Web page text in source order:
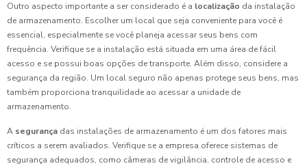
Outro aspecto importante a ser considerado é a localização da instalação
de armazenamento. Escolher um local que seja conveniente para você é
essencial, especialmente se você planeja acessar seus bens com
frequência. Verifique se a instalação está situada em uma área de fácil
acesso e se possui boas opções de transporte. Além disso, considere a
segurança da região. Um local seguro não apenas protege seus bens, mas
também proporciona tranquilidade ao acessar a unidade de
armazenamento.
A segurança das instalações de armazenamento é um dos fatores mais
críticos a serem avaliados. Verifique se a empresa oferece sistemas de
segurança adequados, como câmeras de vigilância, controle de acesso e